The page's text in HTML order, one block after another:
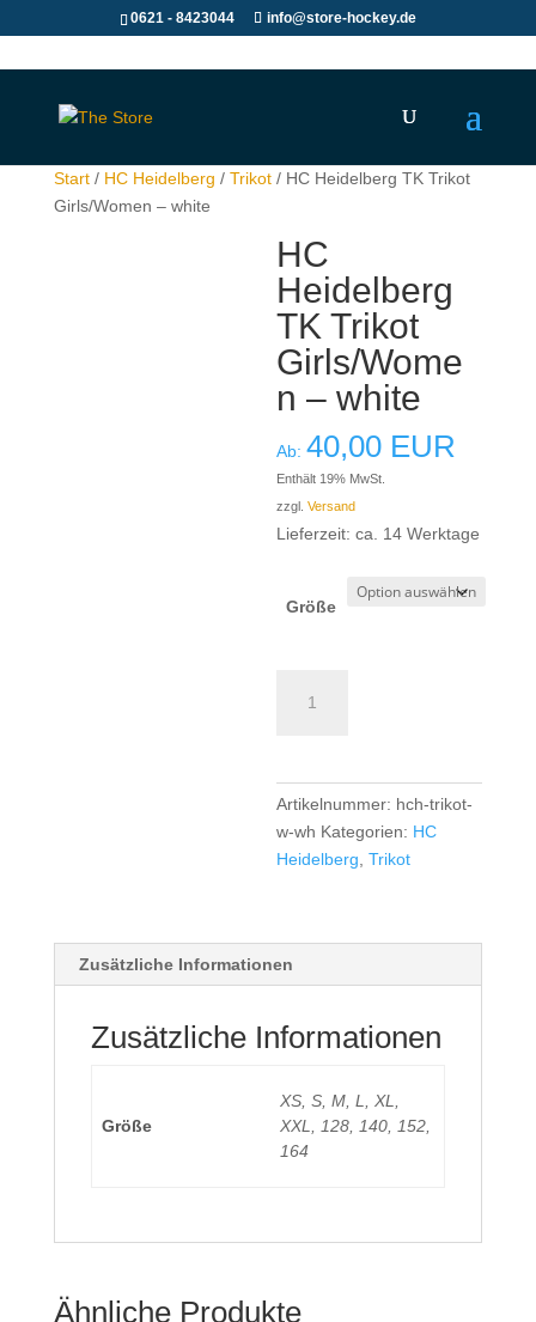
0621 - 8423044 info@store-hockey.de
Start/ HC Heidelberg / Trikot/ HC Heidelberg TK Trikot
Girls/Women – white
HC
Heidelberg
TK Trikot
Girls/Wome
n – white
Ab:40,00 EUR
Enthält 19% MwSt.
zzgl.Versand
Lieferzeit: ca. 14 Werktage
Größe
Heidelberg
Artikelnummer: hch-trikot-
w-wh Kategorien: HC
Heidelberg ,Trikot
Zusätzliche Informationen
Zusätzliche Informationen
Größe
XS, S, M, L, XL,
XXL, 128, 140, 152,
164
Ähnliche Produkte